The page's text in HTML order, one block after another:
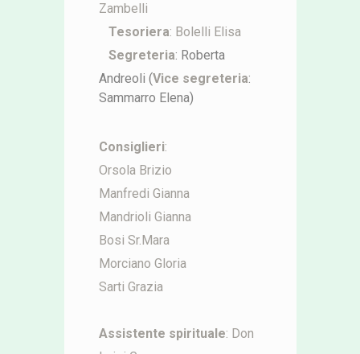
Zambelli
Tesoriera: Bolelli Elisa
Segreteria: Roberta
Andreoli (Vice segreteria:
Sammarro Elena)
Consiglieri:
Orsola Brizio
Manfredi Gianna
Mandrioli Gianna
Bosi Sr.Mara
Morciano Gloria
Sarti Grazia
Assistente spirituale: Don